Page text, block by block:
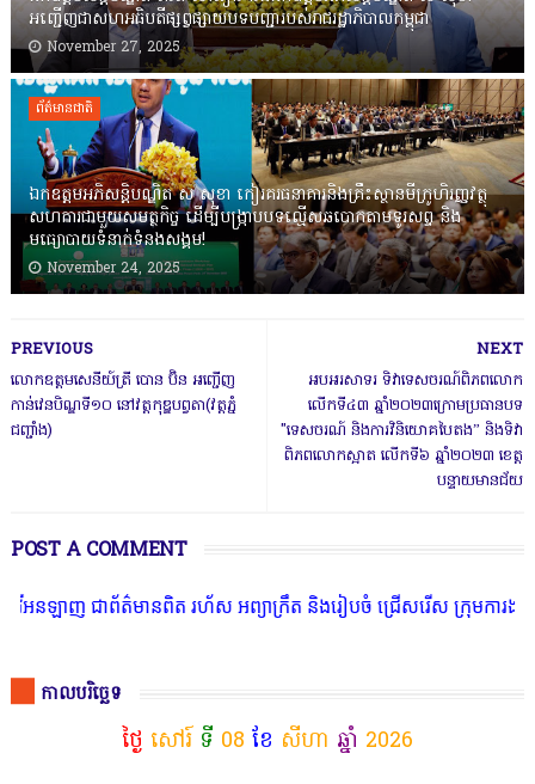
អញ្ជើញជាសហអធិបតីផ្សព្វផ្សាយបទបញ្ជារបស់រាជរដ្ឋាភិបាលកម្ពុជា
November 27, 2025
ព័ត៌មានជាតិ
ឯកឧត្តមអភិសន្តិបណ្ឌិត ស សុខា កៀរគរធនាគារនិងគ្រឹះស្ថានមីក្រូហិរញ្ញវត្ថុ
សហការជាមួយសមត្ថកិច្ច ដើម្បីបង្ក្រាបបទល្មើសឆបោកតាមទូរសព្ទ និង
មធ្យោបាយទំនាក់ទំនងសង្គម!
November 24, 2025
NEXT
អបអរសាទរ ទិវាទេសចរណ៍ពិភពលោក
លើកទី៤៣ ឆ្នាំ២០២៣ក្រោមប្រធានបទ
"ទេសចរណ៍ និងការវិនិយោគបៃតង” និងទិវា
ពិភពលោកស្អាត លេីកទី៦ ឆ្នាំ២០២៣ ខេត្ត
បន្ទាយមានជ័យ
PREVIOUS
លោកឧត្តមសេនីយ៍ត្រី​ បោន​ ប៊ិន​ អញ្ជេីញ​
កាន់វេនបិណ្ឌទី១០​ នៅវត្តកុឌ្ឌបព្វតា​(វត្តភ្នំ
ជញ្ជាំង)​
POST A COMMENT
ជាព័ត៌មានពិត រហ័ស អព្យាក្រឹត និងរៀបចំ ជ្រើសរើស ក្រុមការងារ នៅតា
កាលបរិច្ឆេទ
ថ្ងៃ សៅរ៍ទី 08 ខែ សីហា ឆ្នាំ 2026